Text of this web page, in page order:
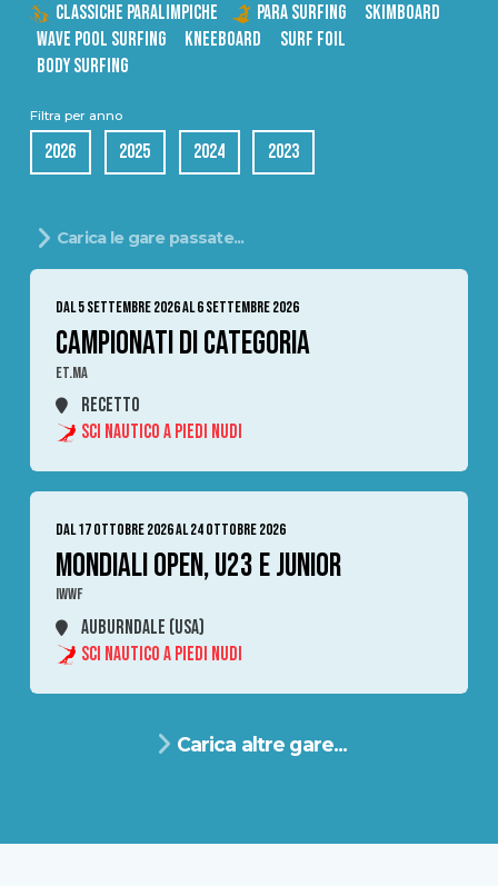
CLASSICHE PARALIMPICHE
PARA SURFING
SKIMBOARD
WAVE POOL SURFING
KNEEBOARD
SURF FOIL
BODY SURFING
Filtra per anno
2026 2025 2024 2023
Carica le gare passate...
DAL 5 SETTEMBRE 2026 AL 6 SETTEMBRE 2026
CAMPIONATI DI CATEGORIA
ET.MA
RECETTO
SCI NAUTICO A PIEDI NUDI
DAL 17 OTTOBRE 2026 AL 24 OTTOBRE 2026
MONDIALI OPEN, U23 E JUNIOR
IWWF
AUBURNDALE (USA)
SCI NAUTICO A PIEDI NUDI
Carica altre gare...